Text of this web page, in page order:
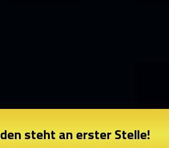
steht an erster Stelle!